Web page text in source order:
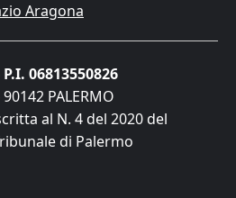
Aragona
06813550826
PALERMO
al N. 4 del 2020 del
di Palermo